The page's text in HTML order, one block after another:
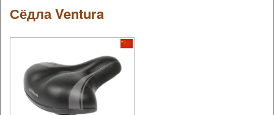
Сёдла Ventura